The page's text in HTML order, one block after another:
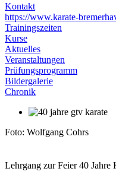
Kontakt
https://www.karate-
Trainingszeiten
Kurse
Aktuelles
Veranstaltungen
Prüfungsprogramm
Bildergalerie
Chronik
Foto: Wolfgang Cohrs
Lehrgang zur Feier 40